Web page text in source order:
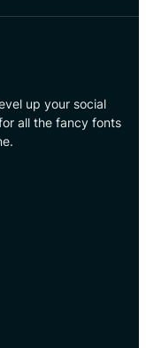
up your social
all the fancy fonts